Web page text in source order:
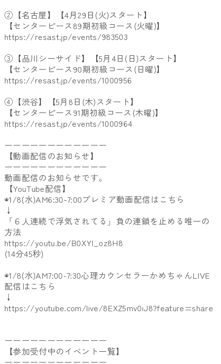
②【名古屋】【4月29日(火)スタート】
【センターピース89期初級コース(火曜)】
https://resast.jp/events/983503
③【品川シーサイド】【5月4日(日)スタート】
【センターピース90期初級コース(日曜)】
https://resast.jp/events/1000956
④【渋谷】【5月8日(木)スタート】
【センターピース91期初級コース(木曜)】
https://resast.jp/events/1000964
ーーーーーーーーーーーー
【動画配信のお知らせ】
ーーーーーーーーーーーー
動画配信のお知らせです。
【YouTube配信】
◉1/8(水)AM6:30-7:00プレミア動画配信はこちら
↓
「６人連続で浮気されてる」負の連鎖を止める唯一の
方法
https://youtu.be/B0XYl_oz8H8
(14分45秒)
◉1/8(水)AM7:00-7:30心理カウンセラーかめちゃんLIVE
配信はこちら
↓
https://youtube.com/live/8EXZ5mv0iJ8?feature=share
ーーーーーーーーーーーー
【参加受付中のイベント一覧】